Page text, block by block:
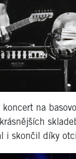
na
i skončil díky